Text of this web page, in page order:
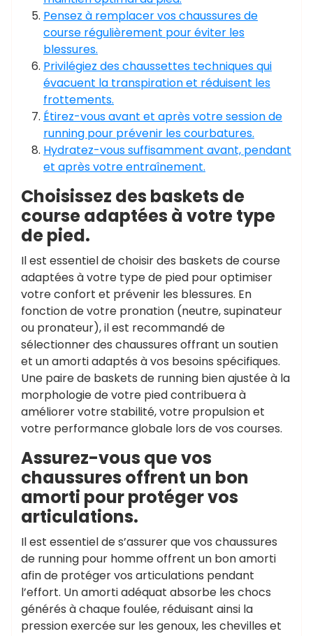
Pensez à remplacer vos chaussures de
course régulièrement pour éviter les
blessures.
Privilégiez des chaussettes techniques qui
évacuent la transpiration et réduisent les
frottements.
Étirez-vous avant et après votre session de
running pour prévenir les courbatures.
Hydratez-vous suffisamment avant, pendant
et après votre entraînement.
Choisissez des baskets de
course adaptées à votre type
de pied.
Il est essentiel de choisir des baskets de course
adaptées à votre type de pied pour optimiser
votre confort et prévenir les blessures. En
fonction de votre pronation (neutre, supinateur
ou pronateur), il est recommandé de
sélectionner des chaussures offrant un soutien
et un amorti adaptés à vos besoins spécifiques.
Une paire de baskets de running bien ajustée à la
morphologie de votre pied contribuera à
améliorer votre stabilité, votre propulsion et
votre performance globale lors de vos courses.
Assurez-vous que vos
chaussures offrent un bon
amorti pour protéger vos
articulations.
Il est essentiel de s’assurer que vos chaussures
de running pour homme offrent un bon amorti
afin de protéger vos articulations pendant
l’effort. Un amorti adéquat absorbe les chocs
générés à chaque foulée, réduisant ainsi la
pression exercée sur les genoux, les chevilles et